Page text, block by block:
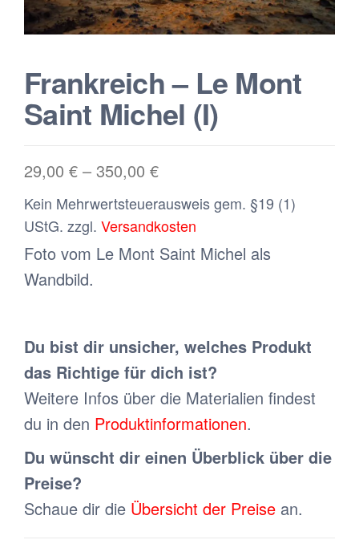
Frankreich – Le Mont
Saint Michel (I)
29,00 € – 350,00 €
Kein Mehrwertsteuerausweis gem. §19 (1)
UStG. zzgl. Versandkosten
Foto vom Le Mont Saint Michel als
Wandbild.
Du bist dir unsicher, welches Produkt
das Richtige für dich ist?
Weitere Infos über die Materialien findest
du in den Produktinformationen.
Du wünscht dir einen Überblick über die
Preise?
Schaue dir die Übersicht der Preise an.